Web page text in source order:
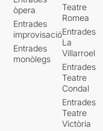
òpera
Entrades
improvisació
Entrades
monòlegs
Teatre
Romea
Entrades
La
Villarroel
Entrades
Teatre
Condal
Entrades
Teatre
Victòria